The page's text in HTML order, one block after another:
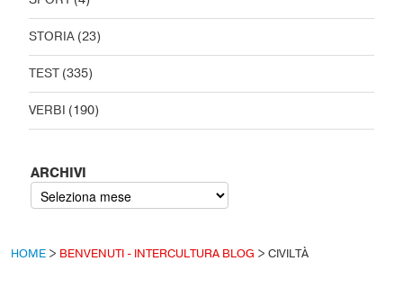
STORIA (23)
TEST (335)
VERBI (190)
ARCHIVI
HOME > BENVENUTI - INTERCULTURA BLOG > CIVILTÀ